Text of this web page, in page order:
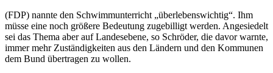
(FDP) nannte den Schwimmunterricht „überlebenswichtig“. Ihm
müsse eine noch größere Bedeutung zugebilligt werden. Angesiedelt
sei das Thema aber auf Landesebene, so Schröder, die davor warnte,
immer mehr Zuständigkeiten aus den Ländern und den Kommunen
dem Bund übertragen zu wollen.